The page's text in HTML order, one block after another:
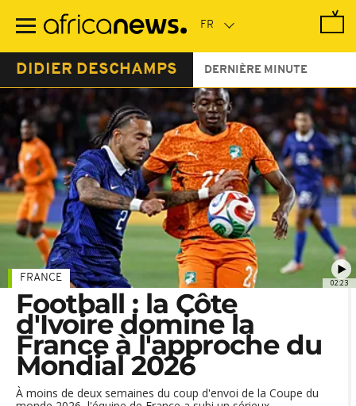
contenu
DIDIER DESCHAMPS DERNIÈRE MINUTE
02:23
FRANCE
Football : la Côte
d'Ivoire domine la
France à l'approche du
Mondial 2026
À moins de deux semaines du coup d'envoi de la Coupe du